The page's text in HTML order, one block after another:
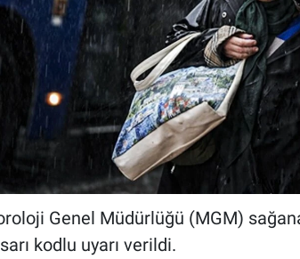
Genel Müdürlüğü (MGM)
kodlu uyarı verildi.